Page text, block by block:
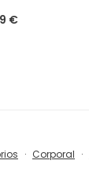
€
Corporal